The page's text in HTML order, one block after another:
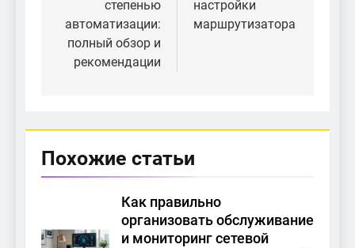
степенью
автоматизации:
полный обзор и
рекомендации
настройки
маршрутизатора
Похожие статьи
Как правильно
организовать обслуживание
и мониторинг сетевой